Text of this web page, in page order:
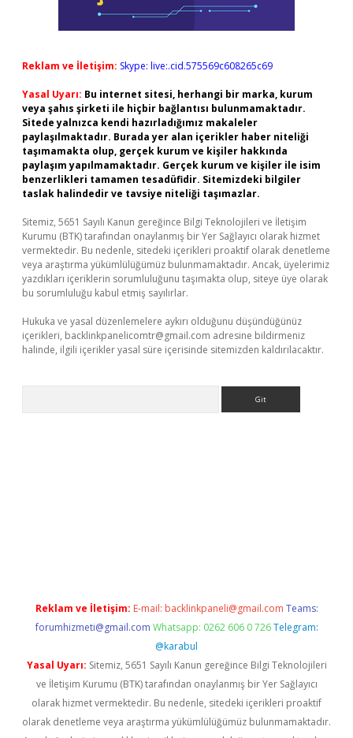
Reklam ve İletişim: Skype: live:.cid.575569c608265c69
Yasal Uyarı: Bu internet sitesi, herhangi bir marka, kurum
veya şahıs şirketi ile hiçbir bağlantısı bulunmamaktadır.
Sitede yalnızca kendi hazırladığımız makaleler
paylaşılmaktadır. Burada yer alan içerikler haber niteliği
taşımamakta olup, gerçek kurum ve kişiler hakkında
paylaşım yapılmamaktadır. Gerçek kurum ve kişiler ile isim
benzerlikleri tamamen tesadüfidir. Sitemizdeki bilgiler
taslak halindedir ve tavsiye niteliği taşımazlar.
Sitemiz, 5651 Sayılı Kanun gereğince Bilgi Teknolojileri ve İletişim
Kurumu (BTK) tarafından onaylanmış bir Yer Sağlayıcı olarak hizmet
vermektedir. Bu nedenle, sitedeki içerikleri proaktif olarak denetleme
veya araştırma yükümlülüğümüz bulunmamaktadır. Ancak, üyelerimiz
yazdıkları içeriklerin sorumluluğunu taşımakta olup, siteye üye olarak
bu sorumluluğu kabul etmiş sayılırlar.
Hukuka ve yasal düzenlemelere aykırı olduğunu düşündüğünüz
içerikleri, backlinkpanelicomtr@gmail.com adresine bildirmeniz
halinde, ilgili içerikler yasal süre içerisinde sitemizden kaldırılacaktır.
Reklam ve İletişim: E-mail: backlinkpaneli@gmail.com Teams:
forumhizmeti@gmail.com Whatsapp: 0262 606 0 726 Telegram:
@karabul
Yasal Uyarı: Sitemiz, 5651 Sayılı Kanun gereğince Bilgi Teknolojileri
ve İletişim Kurumu (BTK) tarafından onaylanmış bir Yer Sağlayıcı
olarak hizmet vermektedir. Bu nedenle, sitedeki içerikleri proaktif
olarak denetleme veya araştırma yükümlülüğümüz bulunmamaktadır.